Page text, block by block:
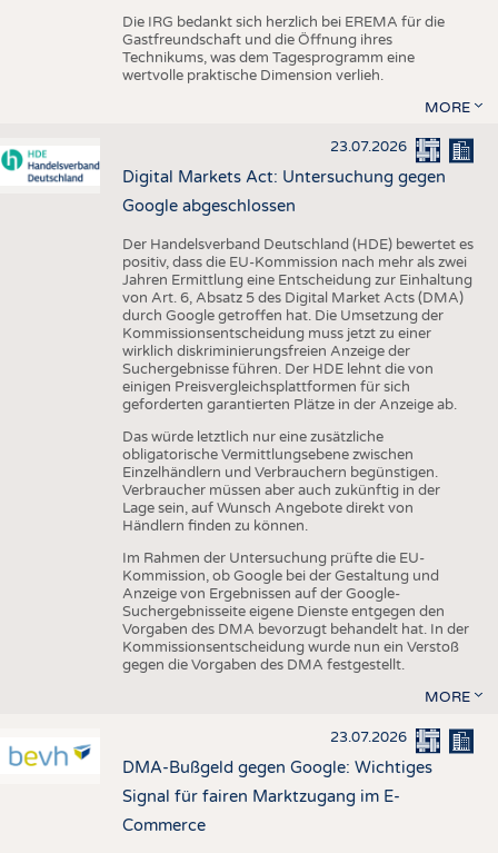
Die IRG bedankt sich herzlich bei EREMA für die
Gastfreundschaft und die Öffnung ihres
Technikums, was dem Tagesprogramm eine
wertvolle praktische Dimension verlieh.
MORE
23.07.2026
Digital Markets Act: Untersuchung gegen
Google abgeschlossen
Der Handelsverband Deutschland (HDE) bewertet es
positiv, dass die EU-Kommission nach mehr als zwei
Jahren Ermittlung eine Entscheidung zur Einhaltung
von Art. 6, Absatz 5 des Digital Market Acts (DMA)
durch Google getroffen hat. Die Umsetzung der
Kommissionsentscheidung muss jetzt zu einer
wirklich diskriminierungsfreien Anzeige der
Suchergebnisse führen. Der HDE lehnt die von
einigen Preisvergleichsplattformen für sich
geforderten garantierten Plätze in der Anzeige ab.
Das würde letztlich nur eine zusätzliche
obligatorische Vermittlungsebene zwischen
Einzelhändlern und Verbrauchern begünstigen.
Verbraucher müssen aber auch zukünftig in der
Lage sein, auf Wunsch Angebote direkt von
Händlern finden zu können.
Im Rahmen der Untersuchung prüfte die EU-
Kommission, ob Google bei der Gestaltung und
Anzeige von Ergebnissen auf der Google-
Suchergebnisseite eigene Dienste entgegen den
Vorgaben des DMA bevorzugt behandelt hat. In der
Kommissionsentscheidung wurde nun ein Verstoß
gegen die Vorgaben des DMA festgestellt.
MORE
23.07.2026
DMA-Bußgeld gegen Google: Wichtiges
Signal für fairen Marktzugang im E-
Commerce